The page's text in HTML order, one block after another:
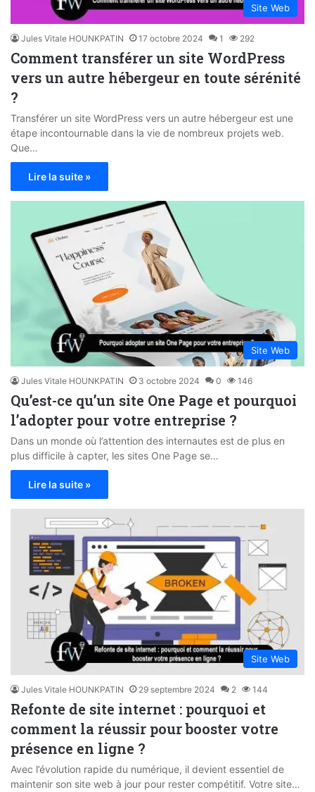
Site Web
Jules Vitale HOUNKPATIN 17 octobre 2024 1 292
Comment transférer un site WordPress
vers un autre hébergeur en toute sérénité
?
Transférer un site WordPress vers un autre hébergeur est une
étape incontournable dans la vie de nombreux projets web.
Que…
Lire la suite »
Site Web
Jules Vitale HOUNKPATIN 3 octobre 2024 0 146
Qu’est-ce qu’un site One Page et pourquoi
l’adopter pour votre entreprise ?
Dans un monde où l’attention des internautes est de plus en
plus difficile à capter, les sites One Page se…
Lire la suite »
Site Web
Jules Vitale HOUNKPATIN 29 septembre 2024 2 144
Refonte de site internet : pourquoi et
comment la réussir pour booster votre
présence en ligne ?
Avec l’évolution rapide du numérique, il devient essentiel de
maintenir son site web à jour pour rester compétitif. Votre site…